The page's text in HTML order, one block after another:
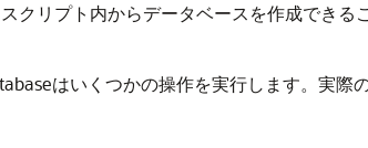
クリプト内からデータベースを作成できる
はいくつかの操作を実行します。実際の